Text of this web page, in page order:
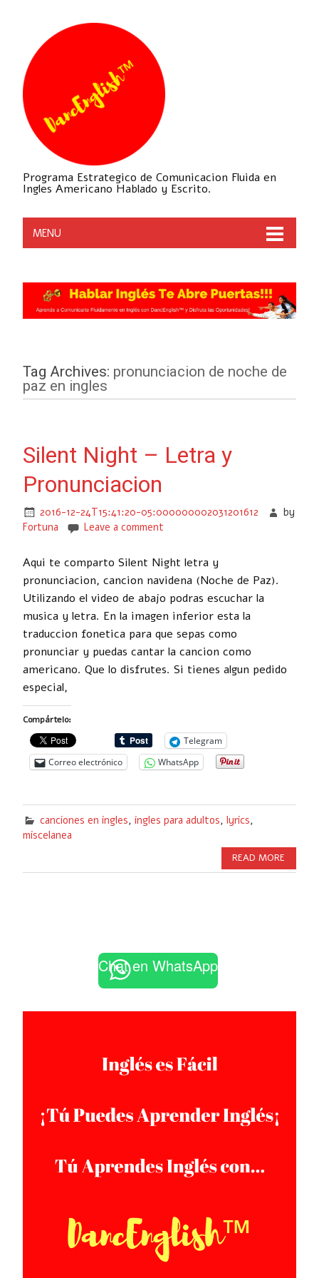
Programa Estrategico de Comunicacion Fluida en
Ingles Americano Hablado y Escrito.
MENU
Tag Archives: pronunciacion de noche de
paz en ingles
Silent Night – Letra y
Pronunciacion
2016-12-24T15:41:20-05:000000002031201612
by
Fortuna
Leave a comment
Aqui te comparto Silent Night letra y
pronunciacion, cancion navidena (Noche de Paz).
Utilizando el video de abajo podras escuchar la
musica y letra. En la imagen inferior esta la
traduccion fonetica para que sepas como
pronunciar y puedas cantar la cancion como
americano. Que lo disfrutes. Si tienes algun pedido
especial,
Compártelo:
Telegram
Correo electrónico
WhatsApp
canciones en ingles, ingles para adultos, lyrics,
miscelanea
READ MORE
Chat en WhatsApp